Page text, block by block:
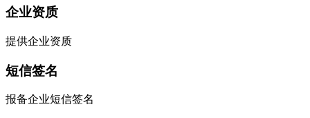
企业资质
提供企业资质
短信签名
报备企业短信签名